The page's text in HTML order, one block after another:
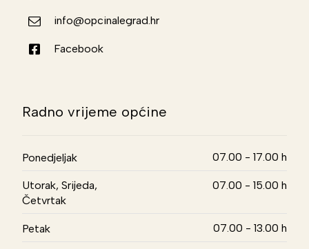
info@opcinalegrad.hr
Facebook
Radno vrijeme općine
Ponedjeljak 07.00 - 17.00 h
Utorak, Srijeda,
Četvrtak
07.00 - 15.00 h
Petak 07.00 - 13.00 h